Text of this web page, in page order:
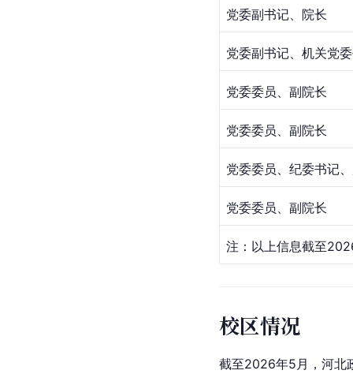
党委副书记、院长
党委副书记、机关党
党委委员、副院长
党委委员、副院长
党委委员、纪委书记
党委委员、副院长
注：以上信息截至
校区情况
截至2026年5月，河北